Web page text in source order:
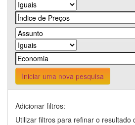
Iniciar uma nova pesquisa
Adicionar filtros:
Utilizar filtros para refinar o resultado